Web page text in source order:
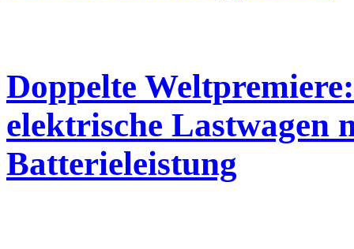
Doppelte
elektrische Lastwagen
Batterieleistung